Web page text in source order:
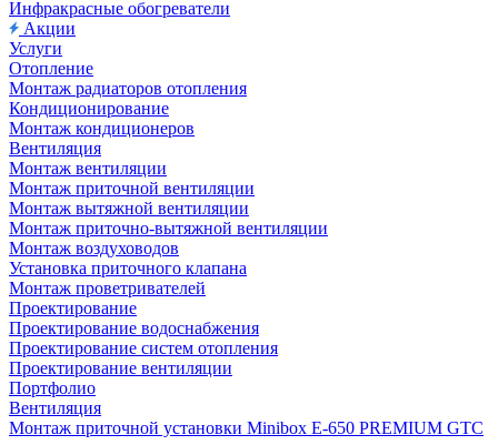
Инфракрасные обогреватели
Акции
Услуги
Отопление
Монтаж радиаторов отопления
Кондиционирование
Монтаж кондиционеров
Вентиляция
Монтаж вентиляции
Монтаж приточной вентиляции
Монтаж вытяжной вентиляции
Монтаж приточно-вытяжной вентиляции
Монтаж воздуховодов
Установка приточного клапана
Монтаж проветривателей
Проектирование
Проектирование водоснабжения
Проектирование систем отопления
Проектирование вентиляции
Портфолио
Вентиляция
Монтаж приточной установки Minibox E-650 PREMIUM GTC